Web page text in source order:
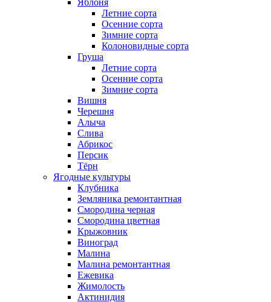
Яблоня
Летние сорта
Осенние сорта
Зимние сорта
Колоновидные сорта
Груша
Летние сорта
Осенние сорта
Зимние сорта
Вишня
Черешня
Алыча
Слива
Абрикос
Персик
Тёрн
Ягодные культуры
Клубника
Земляника ремонтантная
Смородина черная
Смородина цветная
Крыжовник
Виноград
Малина
Малина ремонтантная
Ежевика
Жимолость
Актинидия